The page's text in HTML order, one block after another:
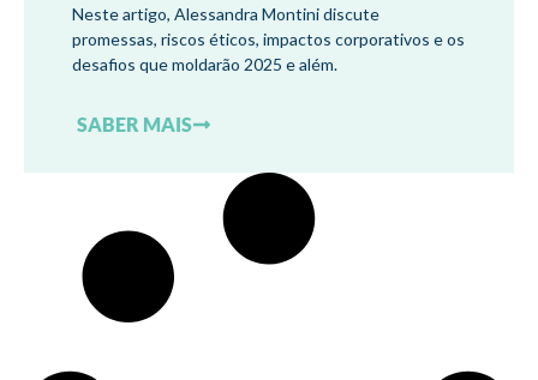
Neste artigo, Alessandra Montini discute
promessas, riscos éticos, impactos corporativos e os
desafios que moldarão 2025 e além.
SABER MAIS